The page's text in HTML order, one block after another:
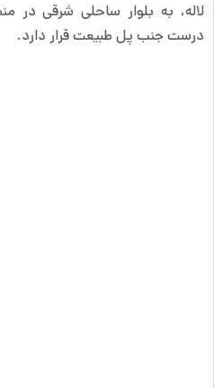
لاله، به بلوار ساحلی شرقی در
درست جنب پل طبیعت قرار دارد.